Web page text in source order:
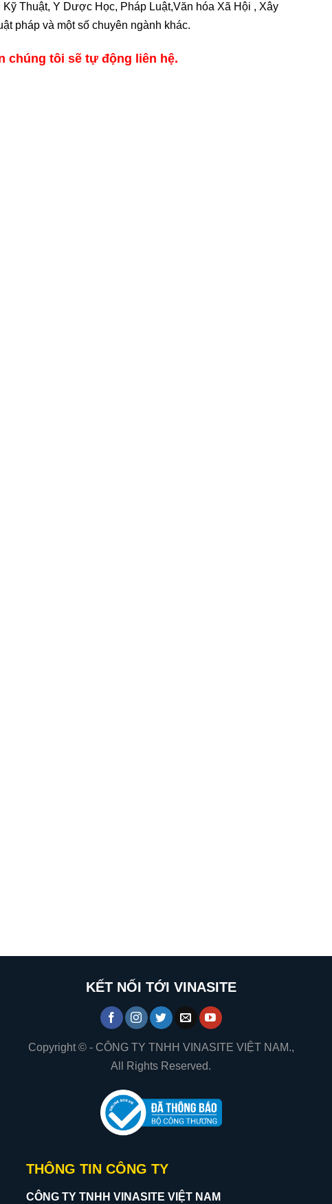
Thuật, Y Dược Học, Pháp Luật,Văn hóa Xã Hội , Xây
pháp và một số chuyên ngành khác.
chúng tôi sẽ tự động liên hệ.
KẾT NỐI TỚI VINASITE
Copyright © - CÔNG TY TNHH VINASITE VIỆT NAM.,
All Rights Reserved.
THÔNG TIN CÔNG TY
CÔNG TY TNHH VINASITE VIỆT NAM